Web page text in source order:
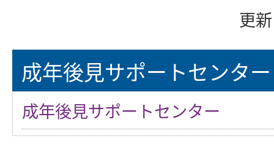
更
成年後見サポートセンター
成年後見サポートセンター